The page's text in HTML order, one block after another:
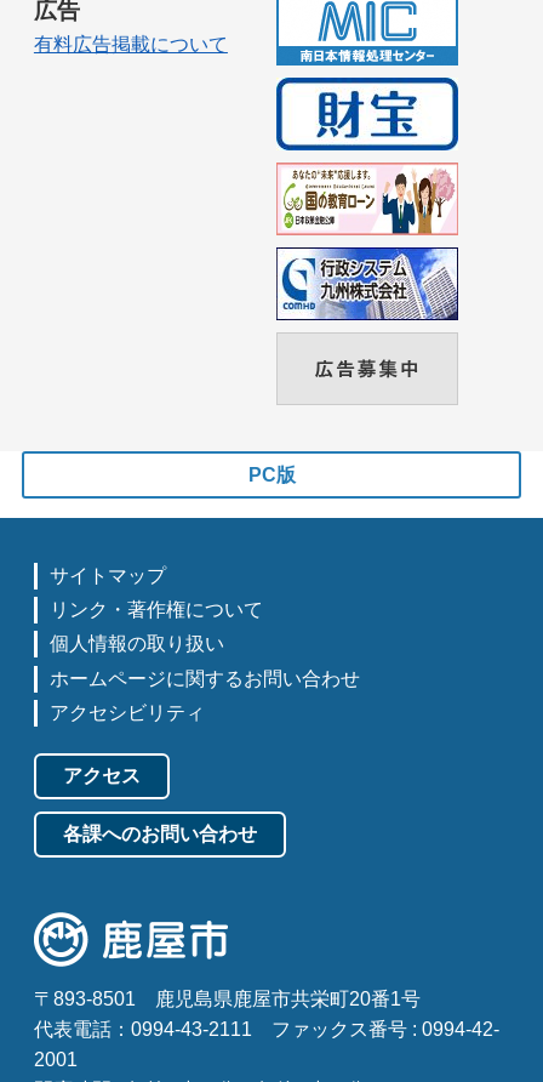
広告
有料広告掲載について
PC版
サイトマップ
リンク・著作権について
個人情報の取り扱い
ホームページに関するお問い合わせ
アクセシビリティ
アクセス
各課へのお問い合わせ
〒893-8501
鹿児島県鹿屋市共栄町20番1号
代表電話：0994-43-2111
ファックス番号 : 0994-42-
2001